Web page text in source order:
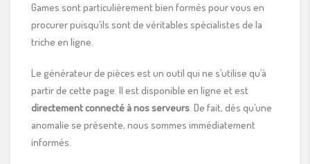
Games sont particulièrement bien formés pour vous en
procurer puisqu’ils sont de véritables spécialistes de la
triche en ligne.
Le générateur de pièces est un outil qui ne s’utilise qu’à
partir de cette page. Il est disponible en ligne et est
directement connecté à nos serveurs. De fait, dès qu’une
anomalie se présente, nous sommes immédiatement
informés.